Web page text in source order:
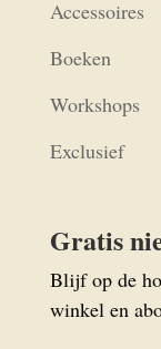
Accessoires
Boeken
Workshops
Exclusief
Gratis
Blijf op de
winkel en